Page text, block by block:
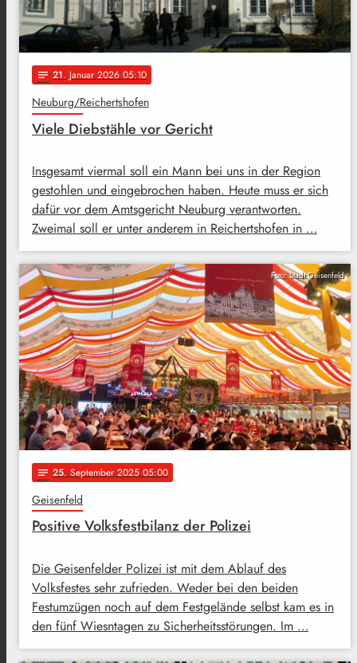
notes 21. Januar 2026 05:10
Neuburg/Reichertshofen
Viele Diebstähle vor Gericht
Insgesamt viermal soll ein Mann bei uns in der Region
gestohlen und eingebrochen haben. Heute muss er sich
dafür vor dem Amtsgericht Neuburg verantworten.
Zweimal soll er unter anderem in Reichertshofen in …
Foto: Stadt Geisenfeld
notes 25. September 2025 05:00
Geisenfeld
Positive Volksfestbilanz der Polizei
Die Geisenfelder Polizei ist mit dem Ablauf des
Volksfestes sehr zufrieden. Weder bei den beiden
Festumzügen noch auf dem Festgelände selbst kam es in
den fünf Wiesntagen zu Sicherheitsstörungen. Im …